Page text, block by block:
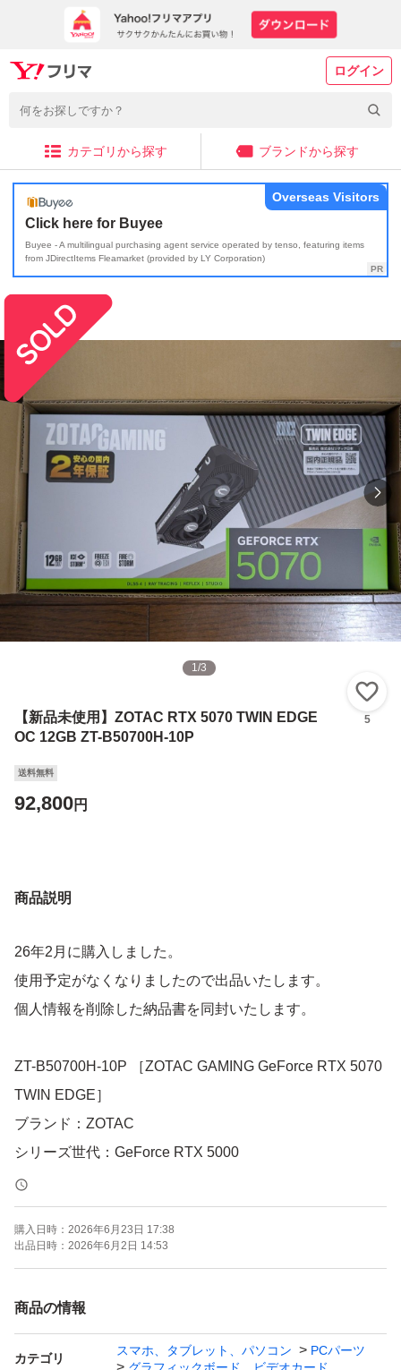
ログイン
カテゴリから探す ブランドから探す
Click here for Buyee
Buyee - A multilingual purchasing agent service operated by tenso, featuring items
from JDirectItems Fleamarket (provided by LY Corporation)
Overseas Visitors
1/3
【新品未使用】ZOTAC RTX 5070 TWIN EDGE
OC 12GB ZT-B50700H-10P
5
送料無料
92,800円
商品説明
26年2月に購入しました。
使用予定がなくなりましたので出品いたします。
個人情報を削除した納品書を同封いたします。
ZT-B50700H-10P ［ZOTAC GAMING GeForce RTX 5070
TWIN EDGE］
ブランド：ZOTAC
シリーズ世代：GeForce RTX 5000
メモリ容量：12.0 GB
メモリバス：192.0 bit
購入日時： 2026年6月23日 17:38
出品日時： 2026年6月2日 14:53
商品の情報
カテゴリ
スマホ、タブレット、パソコン
PCパーツ